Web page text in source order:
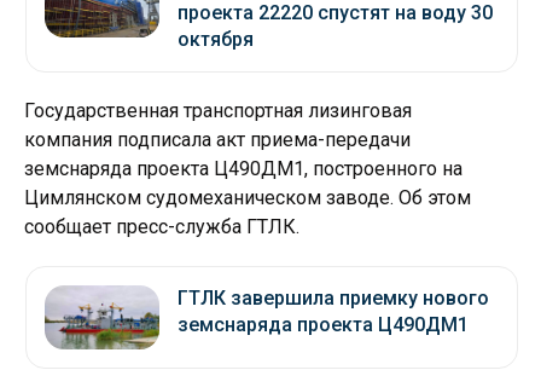
проекта 22220 спустят на воду 30
октября
Государственная транспортная лизинговая
компания подписала акт приема-передачи
земснаряда проекта Ц490ДМ1, построенного на
Цимлянском судомеханическом заводе. Об этом
сообщает пресс-служба ГТЛК.
ГТЛК завершила приемку нового
земснаряда проекта Ц490ДМ1